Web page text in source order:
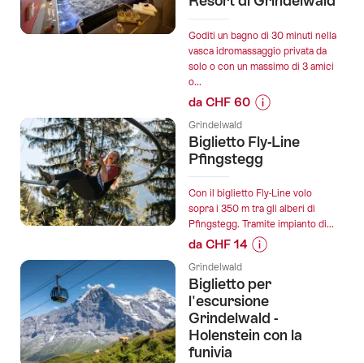
Goditi un bagno di 30 minuti nella
vasca idromassaggio privata da
solo o con un massimo di 3 amici
o...
da CHF 60
sul
prezzo
"Jacuzzi
privata
con
Prosecco
Mountain
&
Soul
Resort
Grindelwald
Biglietto Fly-Line
Pfingstegg
Con il biglietto Fly-Line volo
sopra i 350 m tra gli alberi di
Pfingstegg. Tramite impianto di...
da CHF 14
sul
prezzo
dell’offerta
"Biglietto
Grindelwald
Biglietto per
l'escursione
Grindelwald -
Holenstein con la
funivia